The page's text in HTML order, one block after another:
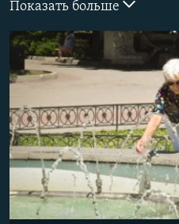
КРЫМ.НЕПОКОРЕННЫЙ
ELIFBE
УКРАИНСКАЯ ПРОБЛЕМА КРЫМА
ПРИСОЕДИНЯЙТЕСЬ!
Все сайты RFE/RL
Показать больше